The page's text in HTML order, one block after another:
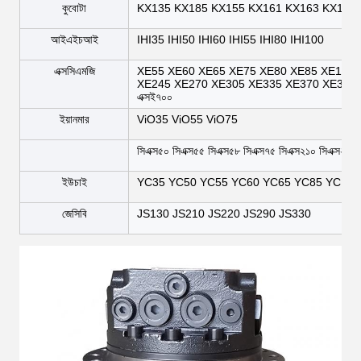
কুবোটা
KX135 KX185 KX155 KX161 KX163 KX165
আইএইচআই IHI35 IHI50 IHI60 IHI55 IHI80 IHI100
এক্সসিএমজি
XE55 XE60 XE65 XE75 XE80 XE85
XE245 XE270 XE305 XE335 XE370 XE380
এক্সই৭০০
ইয়ানমার
ViO35 ViO55 ViO75
সিএক্স৫০ সিএক্স৫৫ সিএক্স৫৮ সিএক্স৭৫ সিএক্স২১০
ইউচাই YC35 YC50 YC55 YC60 YC65 YC85
জেসিবি JS130 JS210 JS220 JS290 JS330